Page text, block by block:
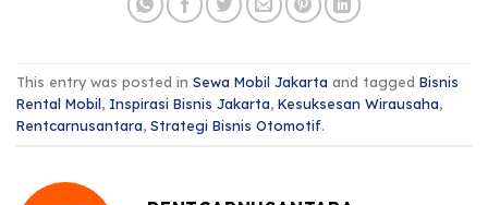
This entry was posted in Sewa Mobil Jakarta and tagged Bisnis
Rental Mobil, Inspirasi Bisnis Jakarta, Kesuksesan Wirausaha,
Rentcarnusantara, Strategi Bisnis Otomotif.